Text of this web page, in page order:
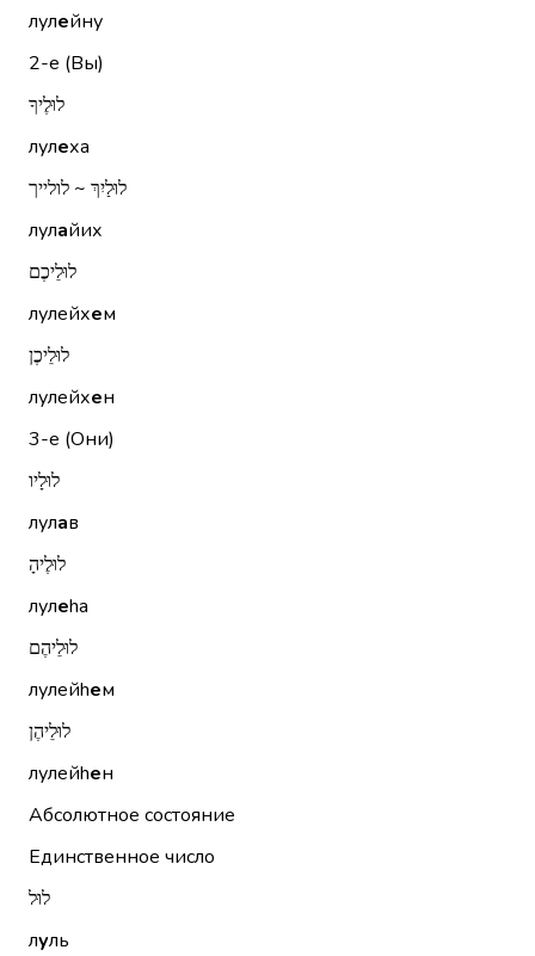
лулейну
2-е (Вы)
לוּלֶיךָ
лулеха
לוּלַיִךְ ~ לולייך
лулайих
לוּלֵיכֶם
лулейхем
לוּלֵיכֶן
лулейхен
3-е (Они)
לוּלָיו
лулав
לוּלֶיהָ
лулеhа
לוּלֵיהֶם
лулейhем
לוּלֵיהֶן
лулейhен
Абсолютное состояние
Единственное число
לוּל
луль